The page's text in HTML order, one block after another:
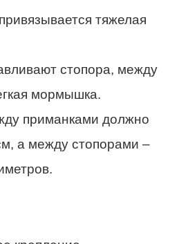
тяжелая
стопора, между
мормышка.
приманками должно
а между стопорами –